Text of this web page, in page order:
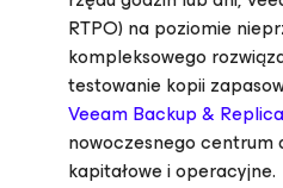
RTPO) na poziomie
kompleksowego
testowanie kopii
Veeam Backup &
nowoczesnego
kapitałowe i operacyjne.